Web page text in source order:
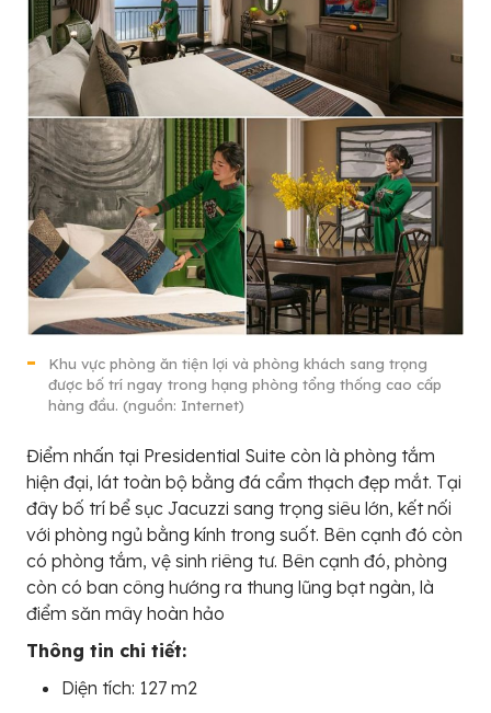
Khu vực phòng ăn tiện lợi và phòng khách sang trọng
được bố trí ngay trong hạng phòng tổng thống cao cấp
hàng đầu. (nguồn: Internet)
Điểm nhấn tại Presidential Suite còn là phòng tắm
hiện đại, lát toàn bộ bằng đá cẩm thạch đẹp mắt. Tại
đây bố trí bể sục Jacuzzi sang trọng siêu lớn, kết nối
với phòng ngủ bằng kính trong suốt. Bên cạnh đó còn
có phòng tắm, vệ sinh riêng tư. Bên cạnh đó, phòng
còn có ban công hướng ra thung lũng bạt ngàn, là
điểm săn mây hoàn hảo
Thông tin chi tiết:
Diện tích: 127 m2